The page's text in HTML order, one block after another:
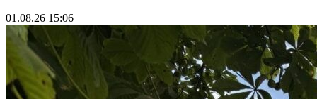
01.08.26 15:06